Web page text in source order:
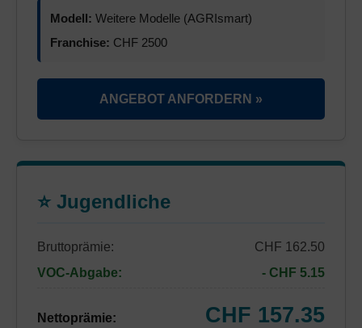
Modell: Weitere Modelle (AGRIsmart)
Franchise: CHF 2500
ANGEBOT ANFORDERN »
⭐ Jugendliche
Bruttoprämie:
CHF 162.50
VOC-Abgabe:
- CHF 5.15
Nettoprämie: CHF 157.35